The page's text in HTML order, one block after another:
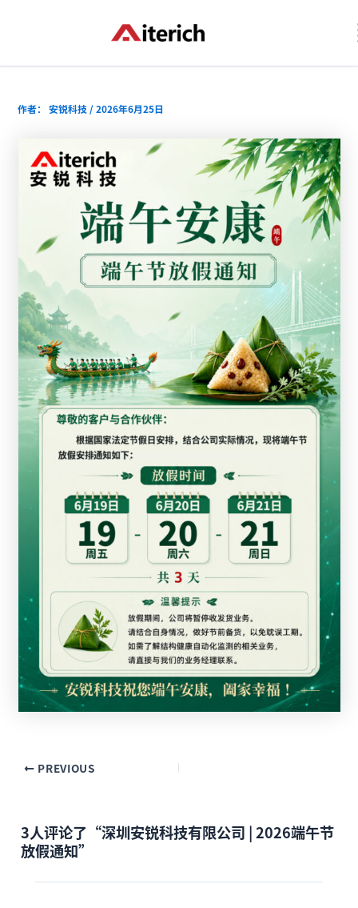
容
作者： 安锐科技 /2026年6月25日
PREVIOUS
3人评论了“深圳安锐科技有限公司 | 2026端午节
放假通知”